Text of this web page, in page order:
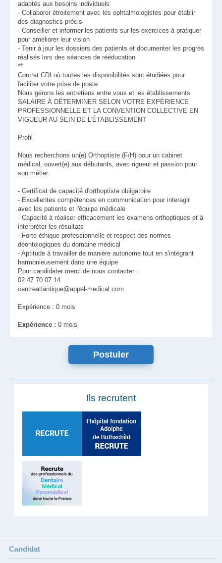
adaptés aux besoins individuels
- Collaborer étroitement avec les ophtalmologistes pour établir
des diagnostics précis
- Conseiller et informer les patients sur les exercices à pratiquer
pour améliorer leur vision
- Tenir à jour les dossiers des patients et documenter les progrès
réalisés lors des séances de rééducation
**
Contrat CDI où toutes les disponibilités sont étudiées pour
faciliter votre prise de poste
Nous gérons les entretiens entre vous et les établissements
SALAIRE À DÉTERMINER SELON VOTRE EXPÉRIENCE
PROFESSIONNELLE ET LA CONVENTION COLLECTIVE EN
VIGUEUR AU SEIN DE L'ÉTABLISSEMENT
Profil
Nous recherchons un(e) Orthoptiste (F/H) pour un cabinet
médical, ouvert(e) aux débutants, avec rigueur et passion pour
son métier.
- Certificat de capacité d'orthoptiste obligatoire
- Excellentes compétences en communication pour interagir
avec les patients et l'équipe médicale
- Capacité à réaliser efficacement les examens orthoptiques et à
interpréter les résultats
- Forte éthique professionnelle et respect des normes
déontologiques du domaine médical
- Aptitude à travailler de manière autonome tout en s'intégrant
harmonieusement dans une équipe
Pour candidater merci de nous contacter :
02 47 70 07 14
centreatlantique@appel-medical.com
Expérience : 0 mois
Expérience : 0 mois
Ils recrutent
Candidat